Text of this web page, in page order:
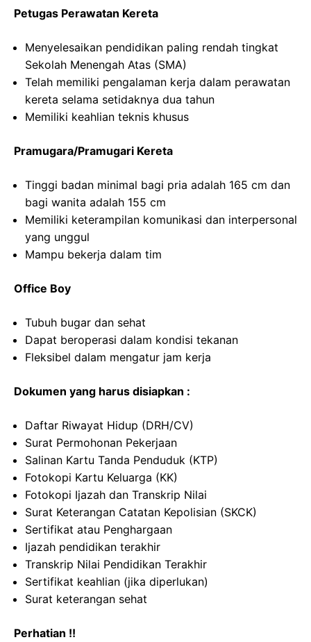
Petugas Perawatan Kereta
Menyelesaikan pendidikan paling rendah tingkat
Sekolah Menengah Atas (SMA)
Telah memiliki pengalaman kerja dalam perawatan
kereta selama setidaknya dua tahun
Memiliki keahlian teknis khusus
Pramugara/Pramugari Kereta
Tinggi badan minimal bagi pria adalah 165 cm dan
bagi wanita adalah 155 cm
Memiliki keterampilan komunikasi dan interpersonal
yang unggul
Mampu bekerja dalam tim
Office Boy
Tubuh bugar dan sehat
Dapat beroperasi dalam kondisi tekanan
Fleksibel dalam mengatur jam kerja
Dokumen yang harus disiapkan :
Daftar Riwayat Hidup (DRH/CV)
Surat Permohonan Pekerjaan
Salinan Kartu Tanda Penduduk (KTP)
Fotokopi Kartu Keluarga (KK)
Fotokopi Ijazah dan Transkrip Nilai
Surat Keterangan Catatan Kepolisian (SKCK)
Sertifikat atau Penghargaan
Ijazah pendidikan terakhir
Transkrip Nilai Pendidikan Terakhir
Sertifikat keahlian (jika diperlukan)
Surat keterangan sehat
Perhatian !!